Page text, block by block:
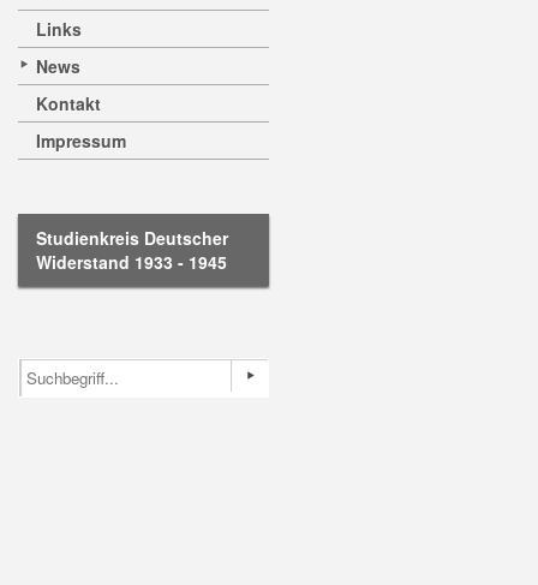
Links
News
Kontakt
Impressum
Studienkreis Deutscher
Widerstand 1933 - 1945